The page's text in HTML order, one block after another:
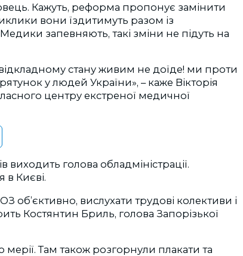
Кажуть, реформа пропонує замінити
вони їздитимуть разом із
запевняють, такі зміни не підуть на
стану живим не доїде! ми проти
у людей України», – каже Вікторія
центру екстреної медичної
голова обладміністрації.
в Києві.
вислухати трудові колективи і
Костянтин Бриль, голова Запорізької
Там також розгорнули плакати та